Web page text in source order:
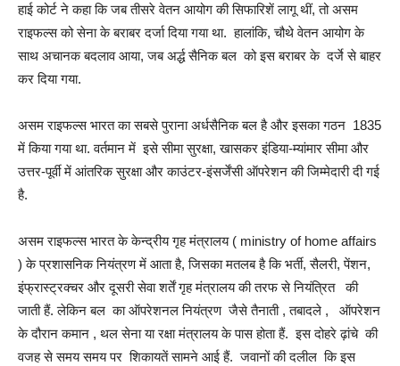
हाई कोर्ट ने कहा कि जब तीसरे वेतन आयोग की सिफारिशें लागू थीं, तो असम
राइफल्स को सेना के बराबर दर्जा दिया गया था. हालांकि, चौथे वेतन आयोग के
साथ अचानक बदलाव आया, जब अर्द्ध सैनिक बल को इस बराबर के दर्जे से बाहर
कर दिया गया.
असम राइफल्स भारत का सबसे पुराना अर्धसैनिक बल है और इसका गठन 1835
में किया गया था. वर्तमान में इसे सीमा सुरक्षा, खासकर इंडिया-म्यांमार सीमा और
उत्तर-पूर्वी में आंतरिक सुरक्षा और काउंटर-इंसर्जेंसी ऑपरेशन की जिम्मेदारी दी गई
है.
असम राइफल्स भारत के केन्द्रीय गृह मंत्रालय ( ministry of home affairs
) के प्रशासनिक नियंत्रण में आता है, जिसका मतलब है कि भर्ती, सैलरी, पेंशन,
इंफ्रास्ट्रक्चर और दूसरी सेवा शर्तें गृह मंत्रालय की तरफ से नियंत्रित की
जाती हैं. लेकिन बल का ऑपरेशनल नियंत्रण जैसे तैनाती , तबादले , ऑपरेशन
के दौरान कमान , थल सेना या रक्षा मंत्रालय के पास होता हैं. इस दोहरे ढ़ांचे की
वजह से समय समय पर शिकायतें सामने आई हैं. जवानों की दलील कि इस